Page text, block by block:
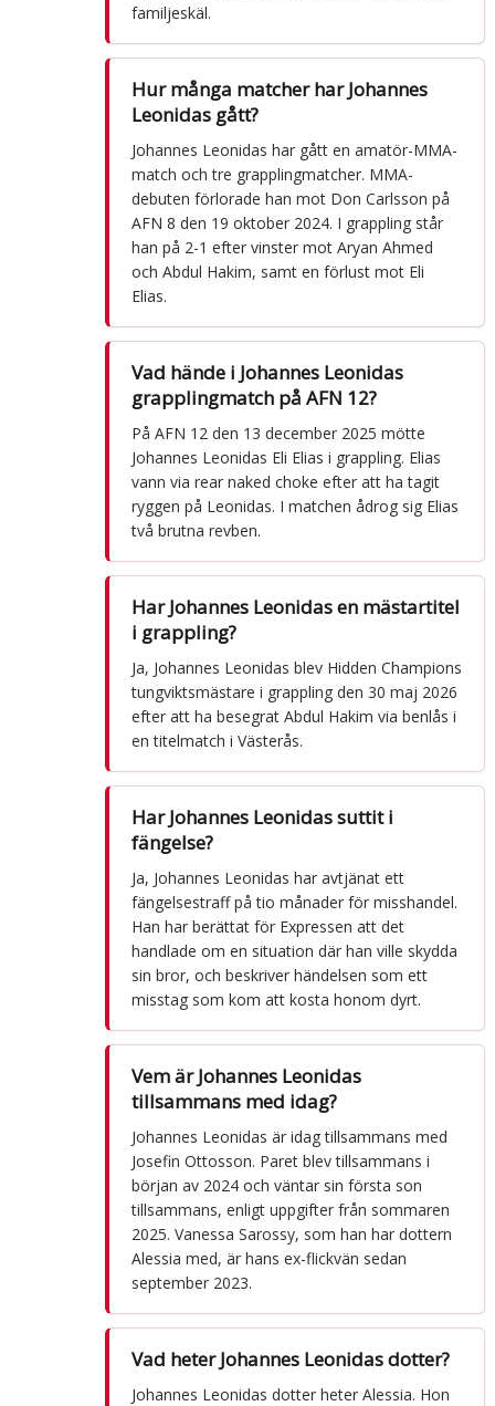
familjeskäl.
Hur många matcher har Johannes
Leonidas gått?
Johannes Leonidas har gått en amatör-MMA-
match och tre grapplingmatcher. MMA-
debuten förlorade han mot Don Carlsson på
AFN 8 den 19 oktober 2024. I grappling står
han på 2-1 efter vinster mot Aryan Ahmed
och Abdul Hakim, samt en förlust mot Eli
Elias.
Vad hände i Johannes Leonidas
grapplingmatch på AFN 12?
På AFN 12 den 13 december 2025 mötte
Johannes Leonidas Eli Elias i grappling. Elias
vann via rear naked choke efter att ha tagit
ryggen på Leonidas. I matchen ådrog sig Elias
två brutna revben.
Har Johannes Leonidas en mästartitel
i grappling?
Ja, Johannes Leonidas blev Hidden Champions
tungviktsmästare i grappling den 30 maj 2026
efter att ha besegrat Abdul Hakim via benlås i
en titelmatch i Västerås.
Har Johannes Leonidas suttit i
fängelse?
Ja, Johannes Leonidas har avtjänat ett
fängelsestraff på tio månader för misshandel.
Han har berättat för Expressen att det
handlade om en situation där han ville skydda
sin bror, och beskriver händelsen som ett
misstag som kom att kosta honom dyrt.
Vem är Johannes Leonidas
tillsammans med idag?
Johannes Leonidas är idag tillsammans med
Josefin Ottosson. Paret blev tillsammans i
början av 2024 och väntar sin första son
tillsammans, enligt uppgifter från sommaren
2025. Vanessa Sarossy, som han har dottern
Alessia med, är hans ex-flickvän sedan
september 2023.
Vad heter Johannes Leonidas dotter?
Johannes Leonidas dotter heter Alessia. Hon